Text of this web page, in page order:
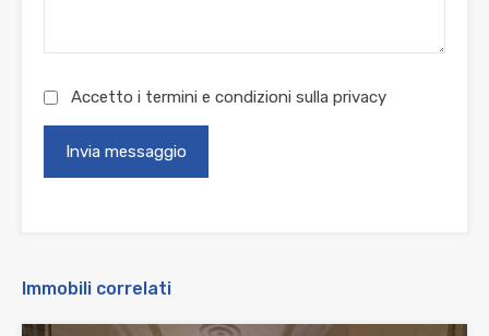
Accetto i termini e condizioni sulla privacy
Immobili correlati